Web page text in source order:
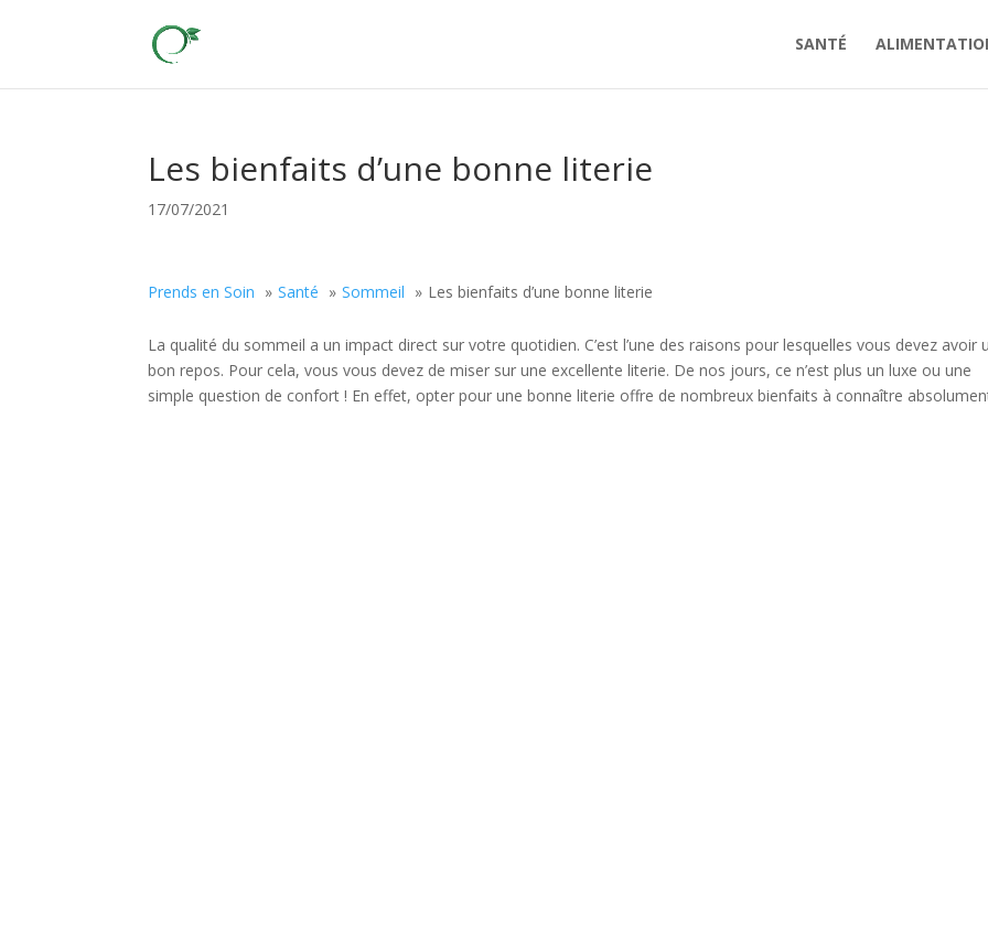
SANTÉ
Les bienfaits d’une bonne literie
17/07/2021
Prends en Soin Santé Sommeil Les bienfaits d’une bonne literie
La qualité du sommeil a un impact direct sur votre quotidien. C’est l’une des raisons pour lesquelles vous devez avoir
bon repos. Pour cela, vous vous devez de miser sur une excellente literie. De nos jours, ce n’est plus un luxe ou une
simple question de confort ! En effet, opter pour une bonne literie offre de nombreux bienfaits à connaître